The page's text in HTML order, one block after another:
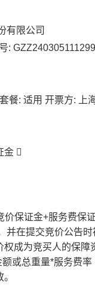
有限公司
:
餐: 适用 开票方: 上
金 
价保证金+服务费保
并在提交竞价公告
成为竞买人的保障
或总重量*服务费率